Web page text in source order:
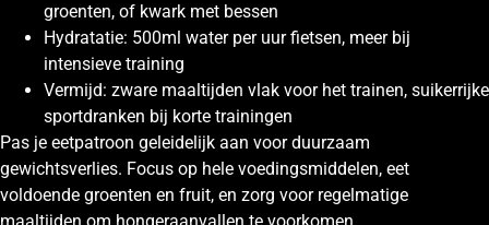
groenten, of kwark met bessen
Hydratatie: 500ml water per uur fietsen, meer bij
intensieve training
Vermijd: zware maaltijden vlak voor het trainen, suikerrijke
sportdranken bij korte trainingen
Pas je eetpatroon geleidelijk aan voor duurzaam
gewichtsverlies. Focus op hele voedingsmiddelen, eet
voldoende groenten en fruit, en zorg voor regelmatige